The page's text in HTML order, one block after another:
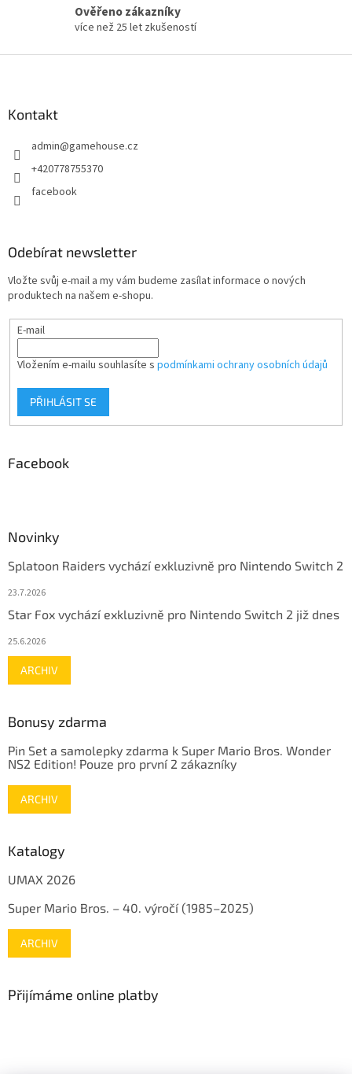
p
i
u
Ověřeno zákazníky
více než 25 let zkušeností
Kontakt
admin@gamehouse.cz
+420778755370
facebook
Odebírat newsletter
Vložte svůj e-mail a my vám budeme zasílat informace o nových
produktech na našem e-shopu.
E-mail
Vložením e-mailu souhlasíte s podmínkami ochrany osobních údajů
PŘIHLÁSIT SE
Facebook
Novinky
Splatoon Raiders vychází exkluzivně pro Nintendo Switch 2
23.7.2026
Star Fox vychází exkluzivně pro Nintendo Switch 2 již dnes
25.6.2026
ARCHIV
Bonusy zdarma
Pin Set a samolepky zdarma k Super Mario Bros. Wonder
NS2 Edition! Pouze pro první 2 zákazníky
ARCHIV
Katalogy
UMAX 2026
Super Mario Bros. – 40. výročí (1985–2025)
ARCHIV
Přijímáme online platby